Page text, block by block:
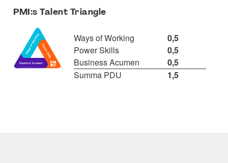
PMI:s Talent Triangle
Ways of Working
0,5
Power Skills
0,5
Business Acumen
0,5
Summa PDU
1,5